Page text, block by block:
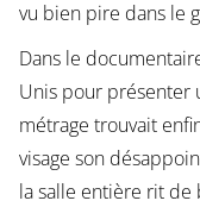
vu bien pire dans le
Dans le
Unis pour présenter
métrage trouvait
visage son
la salle entière rit